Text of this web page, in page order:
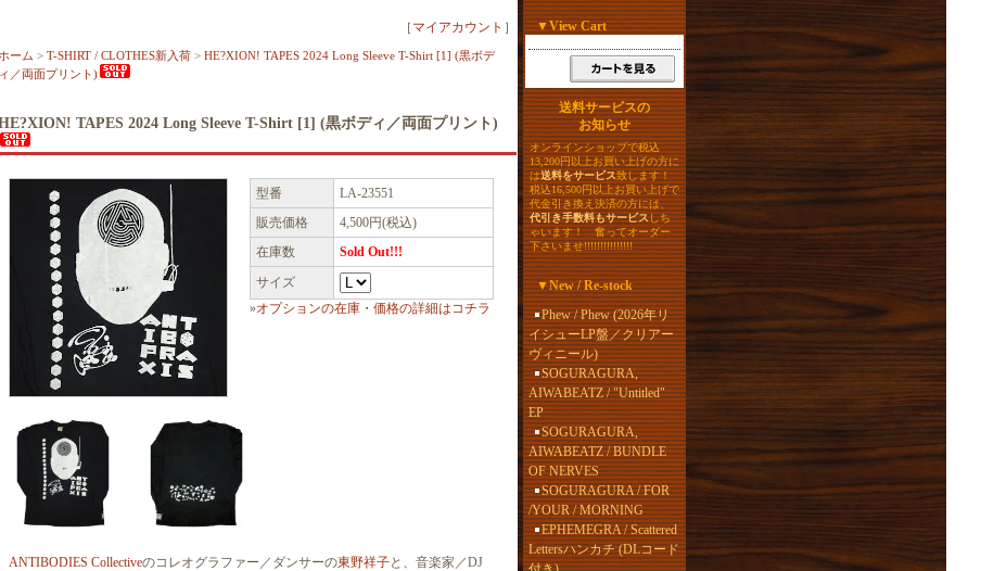
［ マイアカウント ］
ホーム > T-SHIRT / CLOTHES新入荷 > HE?XION! TAPES 2024 Long Sleeve T-Shirt [1] (黒ボデ
ィ／両面プリント)
TAPES 2024 Long Sleeve T-Shirt [1] (黒ボディ／両面プリント)
型番
LA-23551
販売価格
4,500円(税込)
在庫数
Sold Out!!!
サイズ
»オプションの在庫・価格の詳細はコチラ
ANTIBODIES Collectiveのコレオグラファー／ダンサーの東野祥子と、音楽家／DJ
▼View Cart
送料サービスの
お知らせ
オンラインショップで税込
13,200円以上お買い上げの方に
は送料をサービス致します！
税込16,500円以上お買い上げで
代金引き換え決済の方には、
代引き手数料もサービスしち
ゃいます！ 奮ってオーダー
下さいませ!!!!!!!!!!!!!!!
▼New / Re-stock
Phew / Phew (2026年リ
イシューLP盤／クリアー
ヴィニール)
SOGURAGURA,
AIWABEATZ / "Untitled"
EP
SOGURAGURA,
AIWABEATZ / BUNDLE
OF NERVES
SOGURAGURA / FOR
/YOUR / MORNING
EPHEMEGRA / Scattered
Lettersハンカチ (DLコード